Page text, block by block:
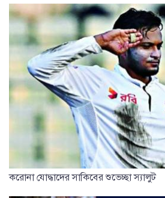
করোনা যোদ্ধাদের সাকিবের শুভেচ্ছা স্যালুট